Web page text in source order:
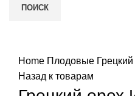
ПОИСК
Home Плодовые
Назад к товарам